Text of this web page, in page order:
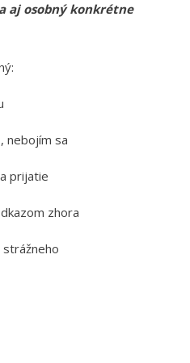
aj osobný konkrétne
nebojím sa
prijatie
zhora
strážneho